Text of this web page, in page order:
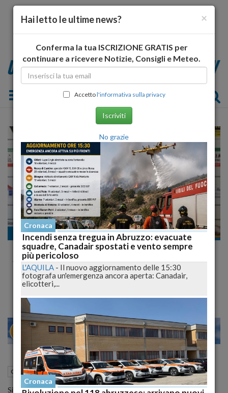
Toggle navigation
Cronaca nazionale
L'Aquila, dubbi di modulo per Zavettieri in
vista della Lucchese
Probabili difesa a quattro e rinuncia al tridente d'attacco
MILANO 27 29
Cronaca nazionale L'Aquila (AQ) 27 Febbraio 2015 12:53
Si apprestano ad iniziare na decina di giorni davvero di fuoco per
×
Hai letto le ultime news?
Conferma la tua ISCRIZIONE GRATIS per
continuare a ricevere Notizie, Consigli e Meteo.
Accettol'informativa sulla privacy
Iscriviti
No grazie
Cronaca
Incendi senza tregua in Abruzzo: evacuate
squadre, Canadair spostati e vento sempre
più pericoloso
L'AQUILA - Il nuovo aggiornamento delle 15:30
fotografa un'emergenza ancora aperta: Canadair,
elicotteri,...
Cronaca